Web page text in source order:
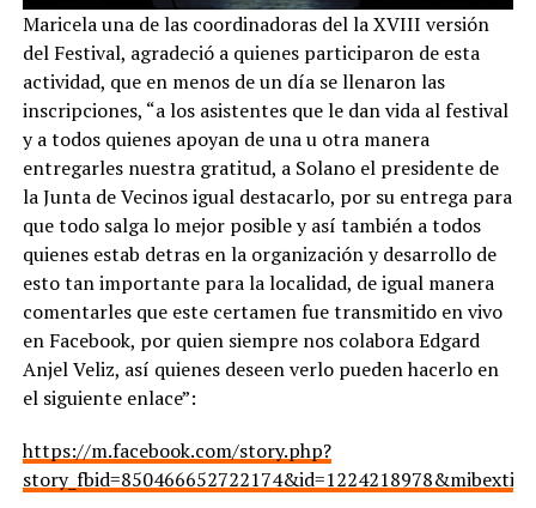
Maricela una de las coordinadoras del la XVIII versión
del Festival, agradeció a quienes participaron de esta
actividad, que en menos de un día se llenaron las
inscripciones, “a los asistentes que le dan vida al festival
y a todos quienes apoyan de una u otra manera
entregarles nuestra gratitud, a Solano el presidente de
la Junta de Vecinos igual destacarlo, por su entrega para
que todo salga lo mejor posible y así también a todos
quienes estab detras en la organización y desarrollo de
esto tan importante para la localidad, de igual manera
comentarles que este certamen fue transmitido en vivo
en Facebook, por quien siempre nos colabora Edgard
Anjel Veliz, así quienes deseen verlo pueden hacerlo en
el siguiente enlace”:
https://m.facebook.com/story.php?